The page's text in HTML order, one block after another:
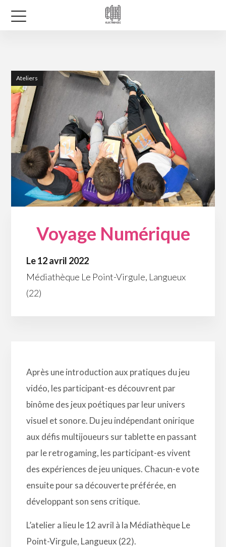
Ateliers
Voyage Numérique
Le 12 avril 2022
Médiathèque Le Point-Virgule, Langueux
(22)
Après une introduction aux pratiques du jeu
vidéo, les participant-es découvrent par
binôme des jeux poétiques par leur univers
visuel et sonore. Du jeu indépendant onirique
aux défis multijoueurs sur tablette en passant
par le retrogaming, les participant-es vivent
des expériences de jeu uniques. Chacun-e vote
ensuite pour sa découverte préférée, en
développant son sens critique.
L’atelier a lieu le 12 avril à la Médiathèque Le
Point-Virgule, Langueux (22).